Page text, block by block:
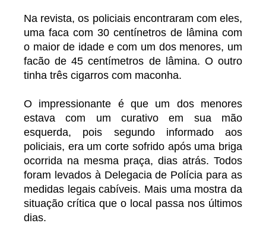
Na revista, os policiais encontraram com eles,
uma faca com 30 centínetros de lâmina com
o maior de idade e com um dos menores, um
facão de 45 centímetros de lâmina. O outro
tinha três cigarros com maconha.
O impressionante é que um dos menores
estava com um curativo em sua mão
esquerda, pois segundo informado aos
policiais, era um corte sofrido após uma briga
ocorrida na mesma praça, dias atrás. Todos
foram levados à Delegacia de Polícia para as
medidas legais cabíveis. Mais uma mostra da
situação crítica que o local passa nos últimos
dias.